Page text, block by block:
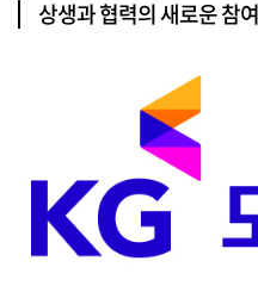
상생과 협력의 새로운 참